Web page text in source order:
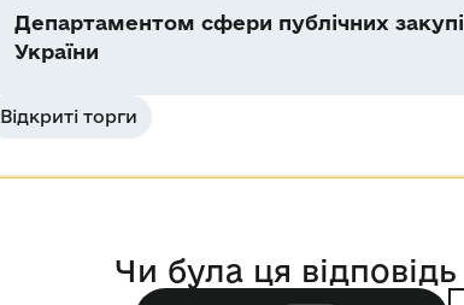
Департаментом сфери публічних
України
Відкриті торги
Чи була ця